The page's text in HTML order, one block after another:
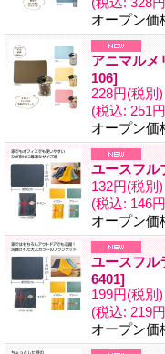
オープン価
アニマルメ
106]
228円(税別)
(税込: 251
オープン価
ユースフ
132円(税別)
(税込: 146
オープン価
ユースフ
6401]
199円(税別)
(税込: 219
オープン価